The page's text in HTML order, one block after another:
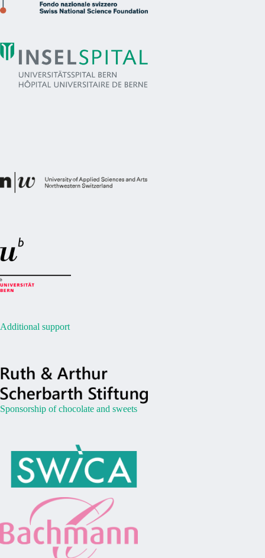
Additional support
Sponsorship of chocolate and sweets